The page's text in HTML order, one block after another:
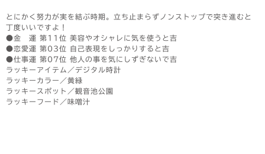
とにかく努力が実を結ぶ時期。立ち止まらずノンストップで突き進むと
丁度いいですよ！
●金 運 第11位 美容やオシャレに気を使うと吉
●恋愛運 第03位 自己表現をしっかりすると吉
●仕事運 第07位 他人の事を気にしずぎないで吉
ラッキーアイテム／デジタル時計
ラッキーカラー／黄緑
ラッキースポット／観音池公園
ラッキーフード／味噌汁